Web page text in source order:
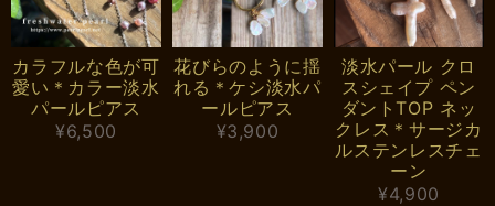
カラフルな色が可
愛い＊カラー淡水
パールピアス
¥6,500
花びらのように揺
れる＊ケシ淡水パ
ールピアス
¥3,900
淡水パール クロ
スシェイプ ペン
ダントTOP ネッ
クレス＊サージカ
ルステンレスチェ
ーン
¥4,900